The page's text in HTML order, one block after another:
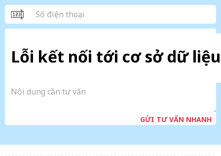
Lỗi kết nối tới cơ sở dữ liệu
GỬI TƯ VẤN NHANH